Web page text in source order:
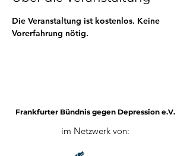
Die Veranstaltung ist kostenlos. Keine
Vorerfahrung nötig.
Frankfurter Bündnis gegen Depression e.V.
im Netzwerk von: